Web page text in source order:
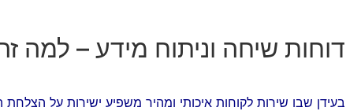
דוחות שיחה וניתוח מידע – למה
בעידן שבו שירות לקוחות איכותי ומהיר משפיע ישירות על